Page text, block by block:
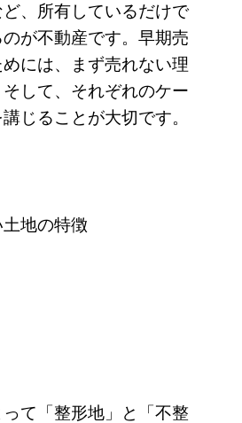
、所有しているだけで
が不動産です。早期売
には、まず売れない理
して、それぞれのケー
じることが大切です。
地の特徴
て「整形地」と「不整